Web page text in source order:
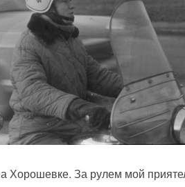
Хорошевке. За рулем мой